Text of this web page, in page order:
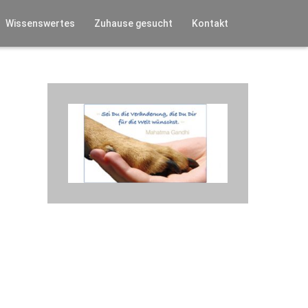
Wissenswertes Zuhause gesucht Kontakt